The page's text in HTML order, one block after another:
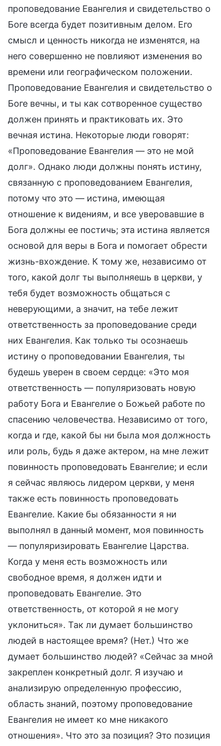
проповедование Евангелия и свидетельство о
Боге всегда будет позитивным делом. Его
смысл и ценность никогда не изменятся, на
него совершенно не повлияют изменения во
времени или географическом положении.
Проповедование Евангелия и свидетельство о
Боге вечны, и ты как сотворенное существо
должен принять и практиковать их. Это
вечная истина. Некоторые люди говорят:
«Проповедование Евангелия — это не мой
долг». Однако люди должны понять истину,
связанную с проповедованием Евангелия,
потому что это — истина, имеющая
отношение к видениям, и все уверовавшие в
Бога должны ее постичь; эта истина является
основой для веры в Бога и помогает обрести
жизнь-вхождение. К тому же, независимо от
того, какой долг ты выполняешь в церкви, у
тебя будет возможность общаться с
неверующими, а значит, на тебе лежит
ответственность за проповедование среди
них Евангелия. Как только ты осознаешь
истину о проповедовании Евангелия, ты
будешь уверен в своем сердце: «Это моя
ответственность — популяризовать новую
работу Бога и Евангелие о Божьей работе по
спасению человечества. Независимо от того,
когда и где, какой бы ни была моя должность
или роль, будь я даже актером, на мне лежит
повинность проповедовать Евангелие; и если
я сейчас являюсь лидером церкви, у меня
также есть повинность проповедовать
Евангелие. Какие бы обязанности я ни
выполнял в данный момент, моя повинность
— популяризировать Евангелие Царства.
Когда у меня есть возможность или
свободное время, я должен идти и
проповедовать Евангелие. Это
ответственность, от которой я не могу
уклониться». Так ли думает большинство
людей в настоящее время? (Нет.) Что же
думает большинство людей? «Сейчас за мной
закреплен конкретный долг. Я изучаю и
анализирую определенную профессию,
область знаний, поэтому проповедование
Евангелия не имеет ко мне никакого
отношения». Что это за позиция? Это позиция